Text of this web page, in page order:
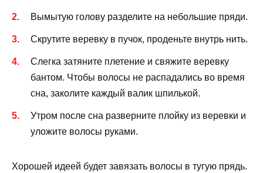
Вымытую голову разделите на небольшие пряди.
Скрутите веревку в пучок, проденьте внутрь нить.
Слегка затяните плетение и свяжите веревку
бантом. Чтобы волосы не распадались во время
сна, заколите каждый валик шпилькой.
Утром после сна разверните плойку из веревки и
уложите волосы руками.
Хорошей идеей будет завязать волосы в тугую прядь.